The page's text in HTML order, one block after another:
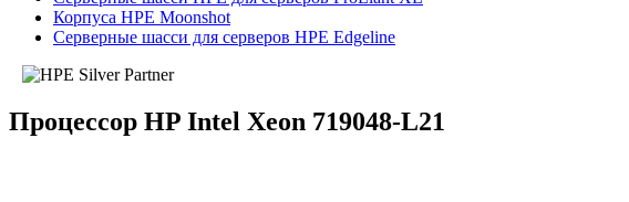
Корпуса HPE Moonshot
Серверные шасси для серверов HPE Edgeline
Процессор HP Intel Xeon 719048-L21